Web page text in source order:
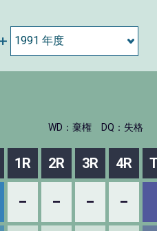
WD：棄権 DQ：失格
1R 2R 3R 4R
– – – –